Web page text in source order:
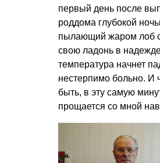
первый день после
роддома глубокой
пылающий жаром лоб
свою ладонь в
температура начнет
нестерпимо больно. И
быть, в эту самую
прощается со мной